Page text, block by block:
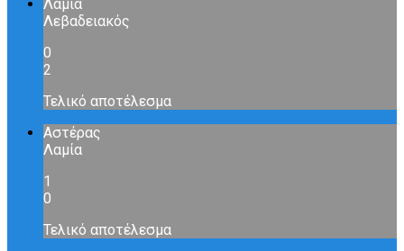
Λαμία
Λεβαδειακός
0
2
Τελικό αποτέλεσμα
Αστέρας
Λαμία
1
0
Τελικό αποτέλεσμα